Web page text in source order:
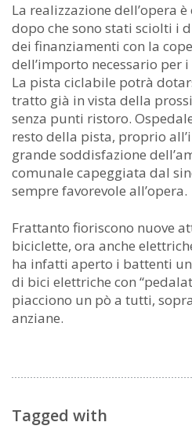
La realizzazione dell’opera
dopo che sono stati sciolti i
dei finanziamenti con la
dell’importo necessario per
La pista ciclabile potrà
tratto già in vista della
senza punti ristoro.
resto della pista, proprio
grande soddisfazione
comunale capeggiata dal
sempre favorevole all’opera.
Frattanto fioriscono nuove
biciclette, ora anche
ha infatti aperto i battenti
di bici elettriche con
piacciono un pò a tutti,
anziane.
Tagged with